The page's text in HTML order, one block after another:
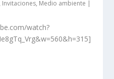
Invitaciones, Medio ambiente |
watch?